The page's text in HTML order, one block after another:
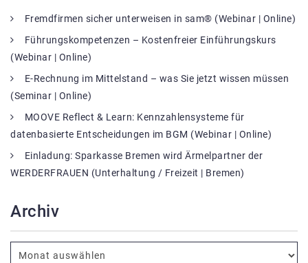
Fremdfirmen sicher unterweisen in sam® (Webinar | Online)
Führungskompetenzen – Kostenfreier Einführungskurs
(Webinar | Online)
E-Rechnung im Mittelstand – was Sie jetzt wissen müssen
(Seminar | Online)
MOOVE Reflect & Learn: Kennzahlensysteme für
datenbasierte Entscheidungen im BGM (Webinar | Online)
Einladung: Sparkasse Bremen wird Ärmelpartner der
WERDERFRAUEN (Unterhaltung / Freizeit | Bremen)
Archiv